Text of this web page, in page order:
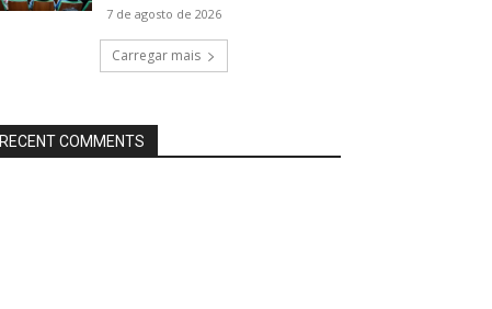
7 de agosto de 2026
Carregar mais
RECENT COMMENTS